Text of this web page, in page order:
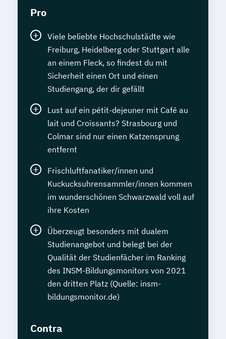
Pro
Viele beliebte Hochschulstädte wie
Freiburg, Heidelberg oder Stuttgart alle
an einem Fleck, so findest du mit
Sicherheit einen Ort und einen
Studiengang, der dir gefällt
Lust auf ein pétit-dejeuner mit Café au
lait und Croissants? Strasbourg und
Colmar sind nur einen Katzensprung
entfernt
Frischluftfanatiker/innen und
Kuckucksuhrensammler/innen kommen
im wunderschönen Schwarzwald voll auf
ihre Kosten
Überzeugt besonders mit dualem
Studienangebot und belegt bei der
Qualität der Studienfächer im Ranking
des INSM-Bildungsmonitors von 2021
den dritten Platz (Quelle: insm-
bildungsmonitor.de)
Contra